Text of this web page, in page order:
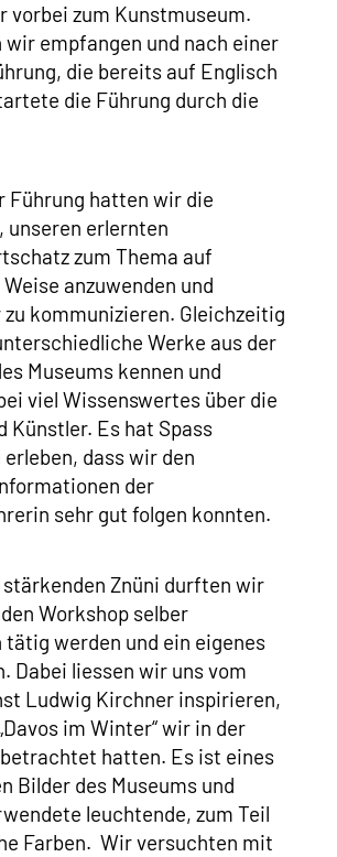
vorbei zum Kunstmuseum.
wir empfangen und nach einer
die bereits auf Englisch
die Führung durch die
Führung hatten wir die
unseren erlernten
zum Thema auf
anzuwenden und
kommunizieren. Gleichzeitig
Werke aus der
Museums kennen und
viel Wissenswertes über die
Künstler. Es hat Spass
dass wir den
der
sehr gut folgen konnten.
Znüni durften wir
Workshop selber
werden und ein eigenes
Dabei liessen wir uns vom
Ludwig Kirchner inspirieren,
im Winter“ wir in der
hatten. Es ist eines
Bilder des Museums und
leuchtende, zum Teil
Farben. Wir versuchten mit